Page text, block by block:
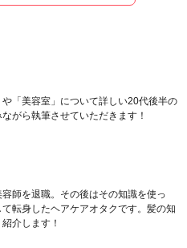
や「美容室」について詳しい20代後半の
がら執筆させていただきます！
師を退職。その後はその知識を使っ
転身したヘアケアオタクです。髪の知
介します！